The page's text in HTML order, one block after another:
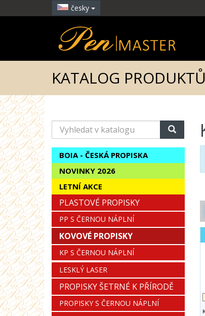
česky
KATALOG PRODUKTŮ
Vyhledat
v
katalogu
BOIA - ČESKÁ PROPISKA
NOVINKY 2026
LETNÍ AKCE
PLASTOVÉ PROPISKY
PP S ČERNOU NÁPLNÍ
KOVOVÉ PROPISKY
KP S ČERNOU NÁPLNÍ
LESKLÝ LASER
PROPISKY ŠETRNÉ K PŘÍRODĚ
PROPISKY S ČERNOU NÁPLNÍ